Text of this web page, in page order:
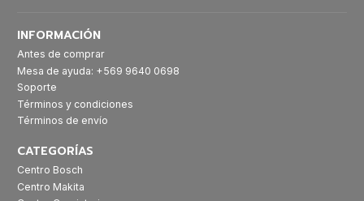
INFORMACIÓN
Antes de comprar
Mesa de ayuda: +569 9640 0698
Soporte
Términos y condiciones
Términos de envío
CATEGORÍAS
Centro Bosch
Centro Makita